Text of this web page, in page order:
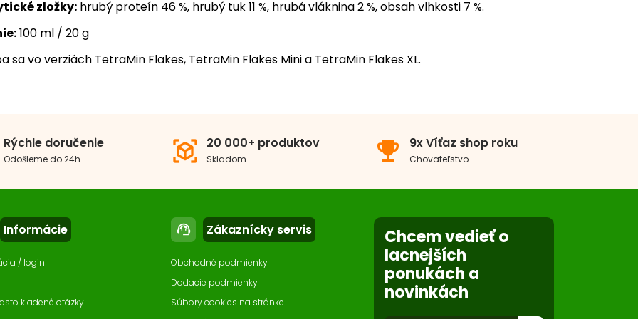
zložky: hrubý proteín 46 %, hrubý tuk 11 %, hrubá vláknina 2 %, obsah vlhkosti 7 %.
100 ml / 20 g
sa vo verziách TetraMin Flakes, TetraMin Flakes Mini a TetraMin Flakes XL.
balenia 51 - 100 ml/g
0x
Rýchle doručenie
Odošleme do 24h view_in_ar 20 000+ produktov
Skladom emoji_events 9x Víťaz shop roku
Chovateľstvo
Informácie
/ login
kladené otázky
support_agent Zákaznícky servis
Obchodné podmienky
Dodacie podmienky
Súbory cookies na stránke
Chcem vedieť o
lacnejších
ponukách a
novinkách